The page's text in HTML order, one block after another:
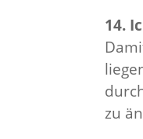
14.
zu